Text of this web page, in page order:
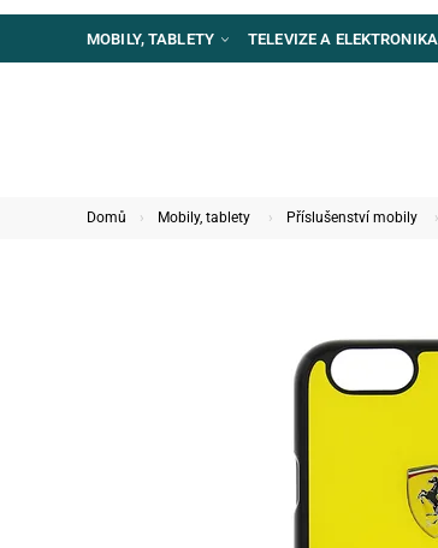
MOBILY, TABLETY TELEVIZE A ELEKTRONIKA
Domů Mobily, tablety Příslušenství mobily